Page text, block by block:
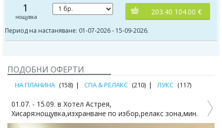
1
нощувка
203.40 104.00 €
Период на настаняване: 01-07-2026 - 15-09-2026.
ПОДОБНИ ОФЕРТИ
НА ПЛАНИНА (158) СПА & РЕЛАКС (210) ЛУКС (117)
01.07. - 15.09. в Хотел Астрея,
Хисаря:нощувка,изхранване по избор,релакс зона,мин.
басейн